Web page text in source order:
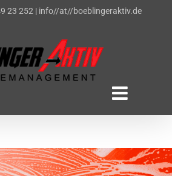
23 252| info//at//boeblingeraktiv.de